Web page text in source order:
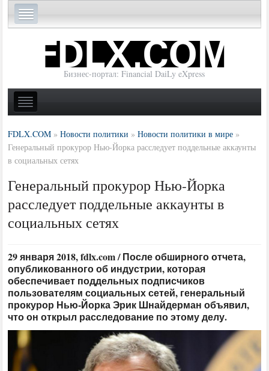
Бизнес-портал: Financial DaiLy eXpress
FDLX.COM »Новости политики »Новости политики в мире »
Генеральный прокурор Нью-Йорка расследует поддельные аккаунты
в социальных сетях
Генеральный прокурор Нью-Йорка
расследует поддельные аккаунты в
социальных сетях
29 января 2018, fdlx.com / После обширного отчета,
опубликованного об индустрии, которая
обеспечивает поддельных подписчиков
пользователям социальных сетей, генеральный
прокурор Нью-Йорка Эрик Шнайдерман объявил,
что он открыл расследование по этому делу.